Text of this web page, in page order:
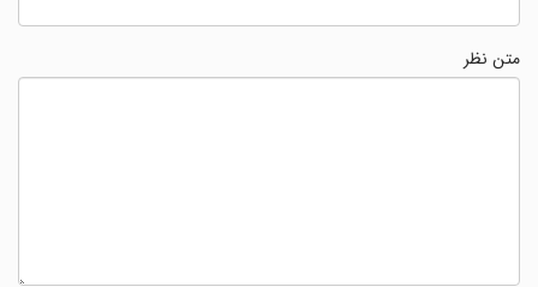
متن نظر